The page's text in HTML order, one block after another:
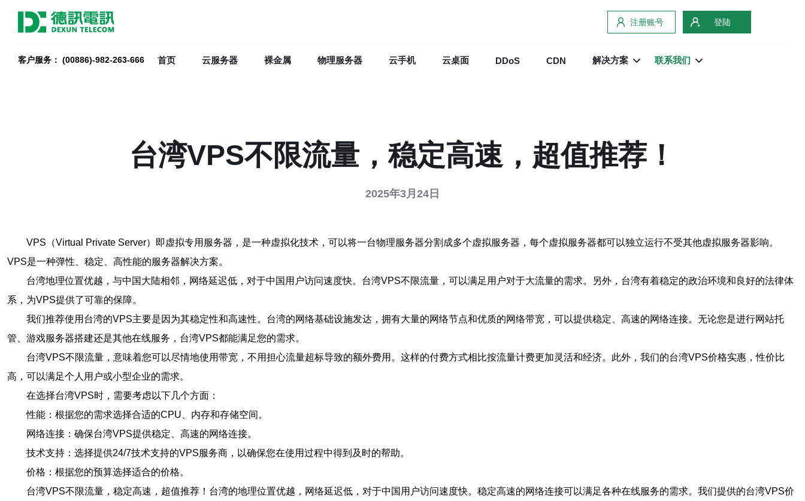
注册账号 登陆
客户服务： (00886)-982-263-666 首页 云服务器 裸金属 物理服务器 云手机 云桌面 DDoS CDN 解决方案 联系我们
台湾VPS不限流量，稳定高速，超值推荐！
2025年3月24日
VPS（Virtual Private Server）即虚拟专用服务器，是一种虚拟化技术，可以将一台物理服务器分割成多个虚拟服务器，每个虚拟服务器都可以独立运行不受其他虚拟服务器影响。
VPS是一种弹性、稳定、高性能的服务器解决方案。
台湾地理位置优越，与中国大陆相邻，网络延迟低，对于中国用户访问速度快。台湾VPS不限流量，可以满足用户对于大流量的需求。另外，台湾有着稳定的政治环境和良好的法律体
系，为VPS提供了可靠的保障。
我们推荐使用台湾的VPS主要是因为其稳定性和高速性。台湾的网络基础设施发达，拥有大量的网络节点和优质的网络带宽，可以提供稳定、高速的网络连接。无论您是进行网站托
管、游戏服务器搭建还是其他在线服务，台湾VPS都能满足您的需求。
台湾VPS不限流量，意味着您可以尽情地使用带宽，不用担心流量超标导致的额外费用。这样的付费方式相比按流量计费更加灵活和经济。此外，我们的台湾VPS价格实惠，性价比
高，可以满足个人用户或小型企业的需求。
在选择台湾VPS时，需要考虑以下几个方面：
性能：根据您的需求选择合适的CPU、内存和存储空间。
网络连接：确保台湾VPS提供稳定、高速的网络连接。
技术支持：选择提供24/7技术支持的VPS服务商，以确保您在使用过程中得到及时的帮助。
价格：根据您的预算选择适合的价格。
台湾VPS不限流量，稳定高速，超值推荐！台湾的地理位置优越，网络延迟低，对于中国用户访问速度快。稳定高速的网络连接可以满足各种在线服务的需求。我们提供的台湾VPS价